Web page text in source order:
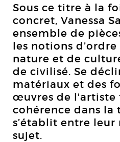
Sous ce titre à la
concret, Vanessa
ensemble de
les notions
nature et de
de civilisé. Se
matériaux et des
œuvres de l'artiste
cohérence dans la
s’établit entre
sujet.